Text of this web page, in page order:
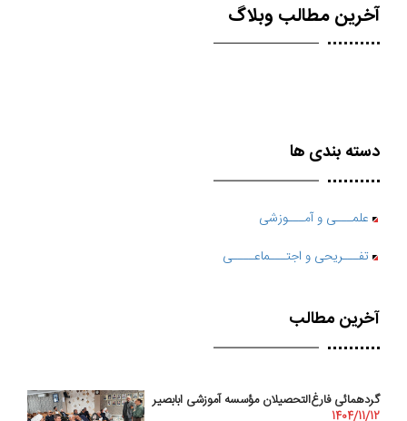
آخرین مطالب وبلاگ
دسته بندی ها
علمـــی و آمـــوزشی
تفـــریحی و اجتـــماعــــی
آخرین مطالب
گردهمائی فارغ‌التحصیلان مؤسسه آموزشی ابابصیر
1404/11/12